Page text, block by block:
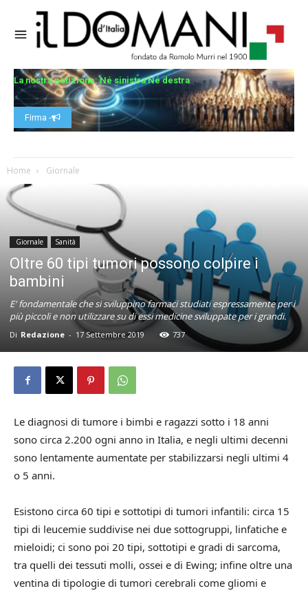
La nostra petizione: Né sinistra Né destra
Firma -
Home Giornale
Giornale Sanità
Oltre 60 tipi tumori possono colpire i
bambini
E' fondamentale che si sviluppino farmaci studiati espressamente per i
più piccoli e non utilizzare su di essi medicine sviluppate per i grandi.
Di Redazione - 17 Settembre 2019 737
Le diagnosi di tumore i bimbi e ragazzi sotto i 18 anni
sono circa 2.200 ogni anno in Italia, e negli ultimi decenni
sono lentamente aumentate per stabilizzarsi negli ultimi 4
o 5 anni.
Esistono circa 60 tipi e sottotipi di tumori infantili: circa 15
tipi di leucemie suddivise nei due sottogruppi, linfatiche e
mieloidi; ci sono poi 20 tipi, sottotipi e gradi di sarcoma,
tra quelli dei tessuti molli, ossei e di Ewing; infine oltre una
ventina di tipologie di tumori cerebrali come gliomi e